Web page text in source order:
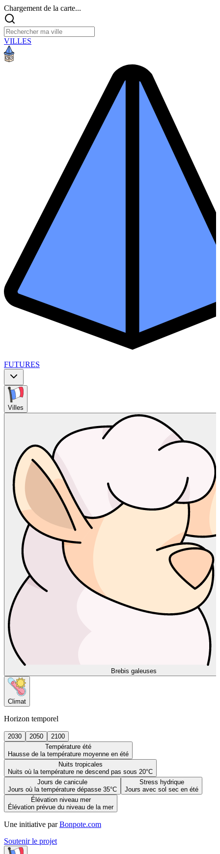
Chargement de la carte...
VILLES
FUTURES
Villes
Brebis galeuses
Climat
Horizon temporel
2030 2050
2100
Température été
Hausse de la température moyenne en été
Nuits tropicales
Nuits où la température ne descend pas sous 20°C
Jours de canicule
Jours où la température dépasse 35°C
Stress hydrique
Jours avec sol sec en été
Élévation niveau mer
Élévation prévue du niveau de la mer
Une initiative par Bonpote.com
Soutenir le projet